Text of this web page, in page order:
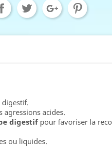
digestif.
agressions acides.
digestifpour favoriser la
ou liquides.